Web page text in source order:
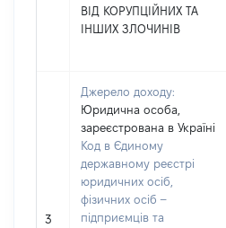
ВІД КОРУПЦІЙНИХ ТА
ІНШИХ ЗЛОЧИНІВ
3
Джерело доходу:
Юридична особа,
зареєстрована в Україні
Код в Єдиному
державному реєстрі
юридичних осіб,
фізичних осіб –
підприємців та